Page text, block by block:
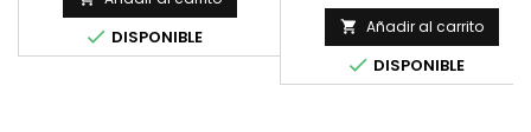
 DISPONIBLE  Añadir al carrito
 DISPONIBLE